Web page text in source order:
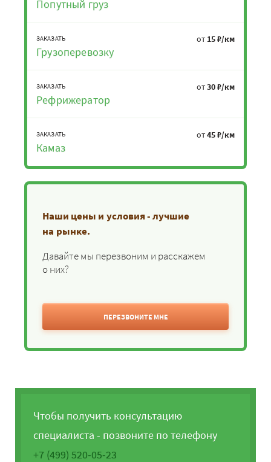
Попутный груз
ЗАКАЗАТЬ
Грузоперевозку
от 15 ₽/км
ЗАКАЗАТЬ
Рефрижератор
от30 ₽/км
ЗАКАЗАТЬ
Камаз
от45 ₽/км
Наши цены и условия - лучшие
на рынке.
Давайте мы перезвоним и расскажем
о них?
ПЕРЕЗВОНИТЕ МНЕ
Чтобы получить консультацию
специалиста - позвоните по телефону
+7 (499) 520-05-23